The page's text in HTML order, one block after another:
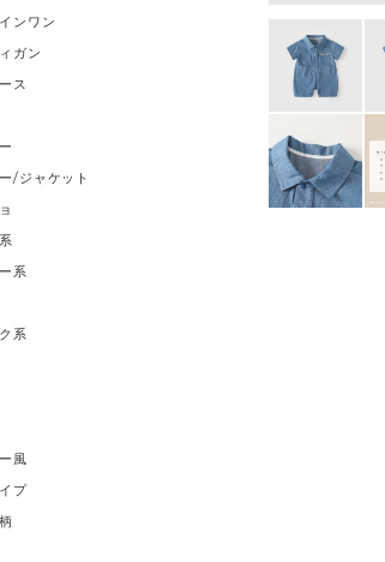
ンワン
ガン
ス
/ジャケット
系
系
風
プ